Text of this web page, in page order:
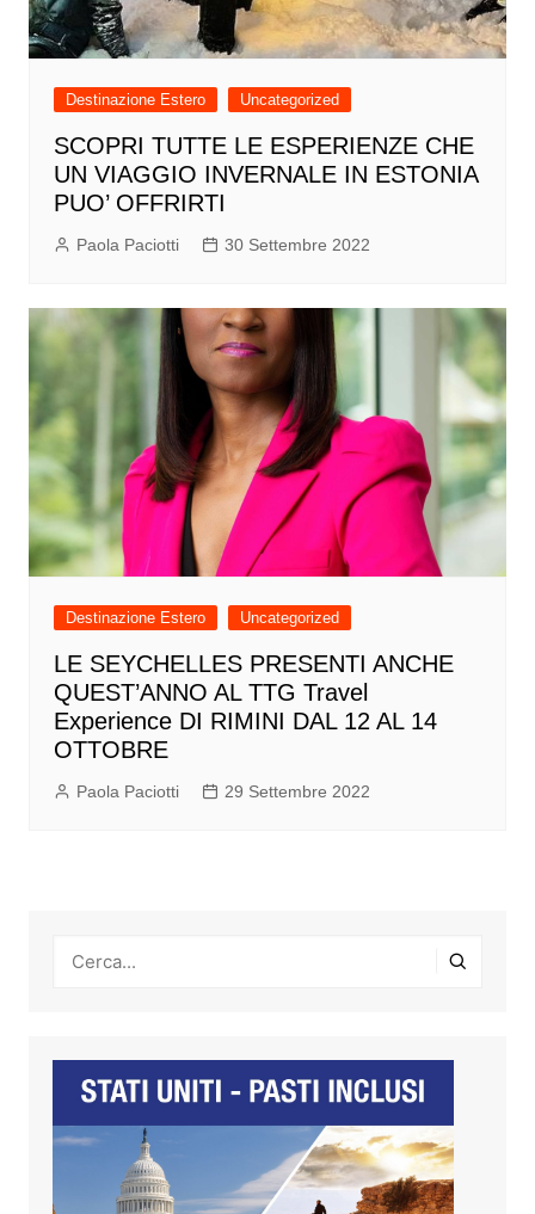
Destinazione Estero Uncategorized
SCOPRI TUTTE LE ESPERIENZE CHE
UN VIAGGIO INVERNALE IN ESTONIA
PUO’ OFFRIRTI
Paola Paciotti 30 Settembre 2022
Destinazione Estero Uncategorized
LE SEYCHELLES PRESENTI ANCHE
QUEST’ANNO AL TTG Travel
Experience DI RIMINI DAL 12 AL 14
OTTOBRE
Paola Paciotti 29 Settembre 2022